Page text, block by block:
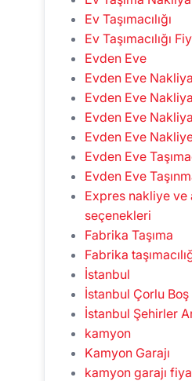
Ev Taşımacılığı
Ev Taşımacılığı
Evden Eve
Evden Eve
Evden Eve
Evden Eve
Evden Eve
Evden Eve
Evden Eve
Expres nakliye ve
seçenekleri
Fabrika Taşıma
Fabrika
İstanbul
İstanbul Çorlu Boş
İstanbul Şehirler
kamyon
Kamyon Garajı
kamyon garajı